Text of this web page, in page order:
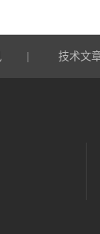
技术文